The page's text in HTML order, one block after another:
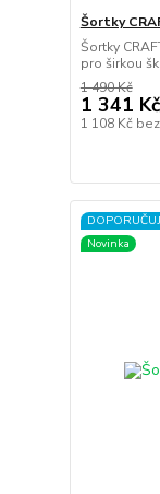
Šortky
Šortky
pro širkou
1 490 Kč
1 341 Kč
1 108 Kč
Novinka